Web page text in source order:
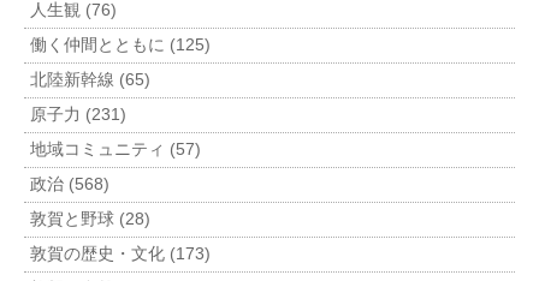
人生観 (76)
働く仲間とともに (125)
北陸新幹線 (65)
原子力 (231)
地域コミュニティ (57)
政治 (568)
敦賀と野球 (28)
敦賀の歴史・文化 (173)